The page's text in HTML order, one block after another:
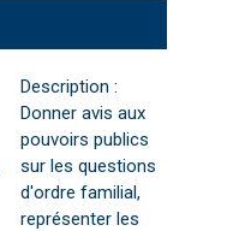
Description :
Donner avis aux
pouvoirs publics
sur les questions
d'ordre familial,
représenter les